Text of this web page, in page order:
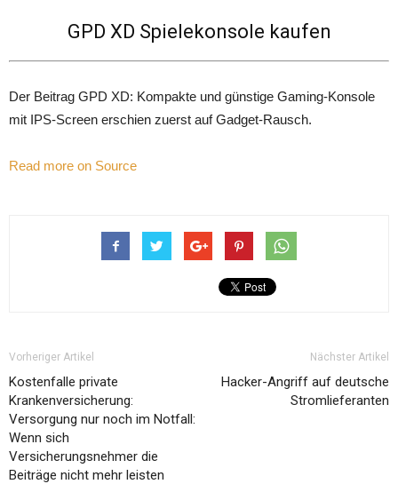
GPD XD Spielekonsole kaufen
Der Beitrag GPD XD: Kompakte und günstige Gaming-Konsole
mit IPS-Screen erschien zuerst auf Gadget-Rausch.
Read more on Source
Vorheriger Artikel
Kostenfalle private
Krankenversicherung:
Versorgung nur noch im Notfall:
Wenn sich
Versicherungsnehmer die
Beiträge nicht mehr leisten
Nächster Artikel
Hacker-Angriff auf deutsche
Stromlieferanten